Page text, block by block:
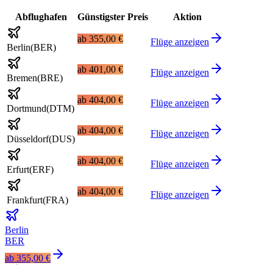
Abflughafen Günstigster Preis Aktion
Berlin(BER)
ab 355,00 € Flüge anzeigen
Bremen(BRE)
ab 401,00 € Flüge anzeigen
Dortmund(DTM)
ab 404,00 € Flüge anzeigen
Düsseldorf(DUS)
ab 404,00 € Flüge anzeigen
Erfurt(ERF)
ab 404,00 € Flüge anzeigen
Frankfurt(FRA)
ab 404,00 € Flüge anzeigen
Berlin
BER
ab 355,00 €